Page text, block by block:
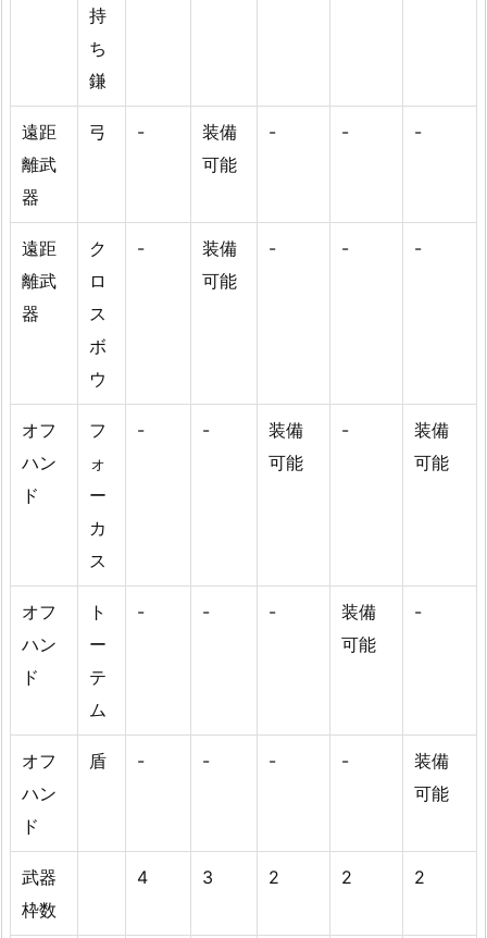
持
ち
鎌
遠距
離武
器
弓 -
装備
可能
- - -
遠距
離武
器
ク
ロ
ス
ボ
ウ
-
装備
可能
- - -
オフ
ハン
ド
フ
ォ
ー
カ
ス
- -
装備
可能
-
装備
可能
オフ
ハン
ド
ト
ー
テ
ム
- - -
装備
可能
-
オフ
ハン
ド
盾 - - - -
装備
可能
武器
枠数
4 3 2 2 2